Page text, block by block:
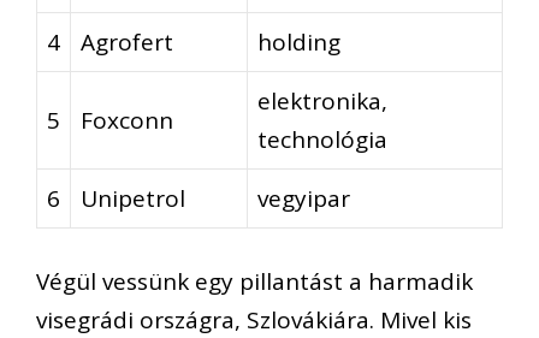
4 Agrofert holding
5 Foxconn
elektronika,
technológia
6
Unipetrol vegyipar
Végül vessünk egy pillantást a harmadik
visegrádi országra, Szlovákiára. Mivel kis